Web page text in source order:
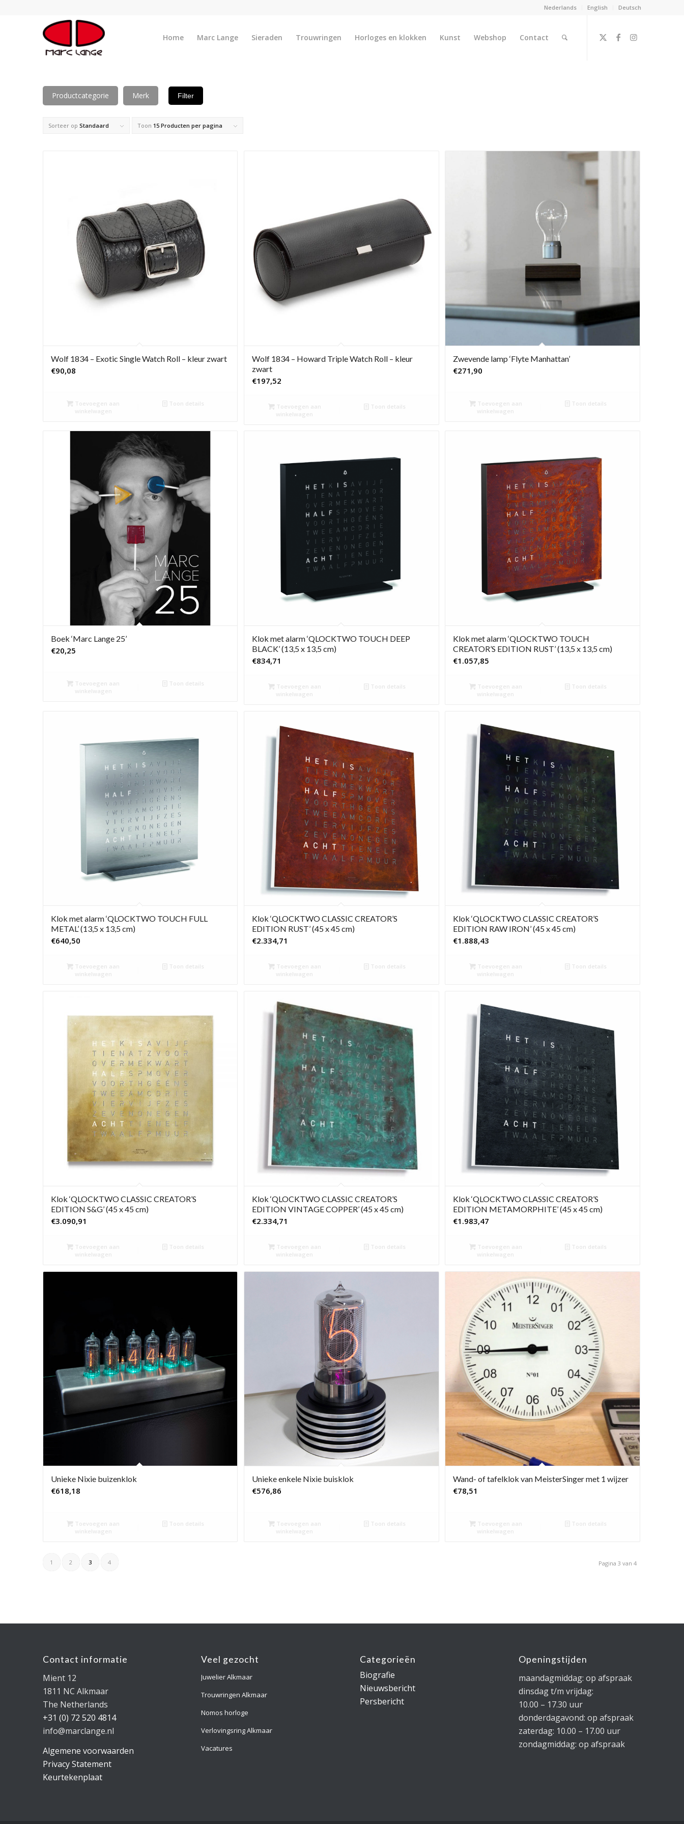
Nederlands English Deutsch
Home Marc Lange Sieraden Trouwringen Horloges en klokken Kunst Webshop Contact
Productcategorie Merk Filter
Sorteer op Standaard Toon 15 Producten per pagina
Wolf 1834 – Exotic Single Watch Roll – kleur zwart
€90,08
Toevoegen aan
winkelwagen
Toon details
Wolf 1834 – Howard Triple Watch Roll – kleur
zwart
€197,52
Toevoegen aan
winkelwagen
Toon details
Zwevende lamp ‘Flyte Manhattan’
€271,90
Toevoegen aan
winkelwagen
Toon details
Boek ‘Marc Lange 25’
€20,25
Toevoegen aan
winkelwagen
Toon details
Klok met alarm ‘QLOCKTWO TOUCH DEEP
BLACK’ (13,5 x 13,5 cm)
€834,71
Toevoegen aan
winkelwagen
Toon details
Klok met alarm ‘QLOCKTWO TOUCH
CREATOR’S EDITION RUST’ (13,5 x 13,5 cm)
€1.057,85
Toevoegen aan
winkelwagen
Toon details
Klok met alarm ‘QLOCKTWO TOUCH FULL
METAL’ (13,5 x 13,5 cm)
€640,50
Toevoegen aan
winkelwagen
Toon details
Klok ‘QLOCKTWO CLASSIC CREATOR’S
EDITION RUST’ (45 x 45 cm)
€2.334,71
Toevoegen aan
winkelwagen
Toon details
Klok ‘QLOCKTWO CLASSIC CREATOR’S
EDITION RAW IRON’ (45 x 45 cm)
€1.888,43
Toevoegen aan
winkelwagen
Toon details
Klok ‘QLOCKTWO CLASSIC CREATOR’S
EDITION S&G’ (45 x 45 cm)
€3.090,91
Toevoegen aan
winkelwagen
Toon details
Klok ‘QLOCKTWO CLASSIC CREATOR’S
EDITION VINTAGE COPPER’ (45 x 45 cm)
€2.334,71
Toevoegen aan
winkelwagen
Toon details
Klok ‘QLOCKTWO CLASSIC CREATOR’S
EDITION METAMORPHITE’ (45 x 45 cm)
€1.983,47
Toevoegen aan
winkelwagen
Toon details
Unieke Nixie buizenklok
€618,18
Toevoegen aan
winkelwagen
Toon details
Unieke enkele Nixie buisklok
€576,86
Toevoegen aan
winkelwagen
Toon details
Wand- of tafelklok van MeisterSinger met 1 wijzer
€78,51
Toevoegen aan
winkelwagen
Toon details
Pagina 3 van 4
1 2 3 4
Contact informatie
Mient 12
1811 NC Alkmaar
The Netherlands
+31 (0) 72 520 4814
info@marclange.nl
Algemene voorwaarden
Privacy Statement
Keurtekenplaat
Veel gezocht
Juwelier Alkmaar
Trouwringen Alkmaar
Nomos horloge
Verlovingsring Alkmaar
Vacatures
Categorieën
Biografie
Nieuwsbericht
Persbericht
Openingstijden
maandagmiddag: op afspraak
dinsdag t/m vrijdag:
10.00 – 17.30 uur
donderdagavond: op afspraak
zaterdag: 10.00 – 17.00 uur
zondagmiddag: op afspraak